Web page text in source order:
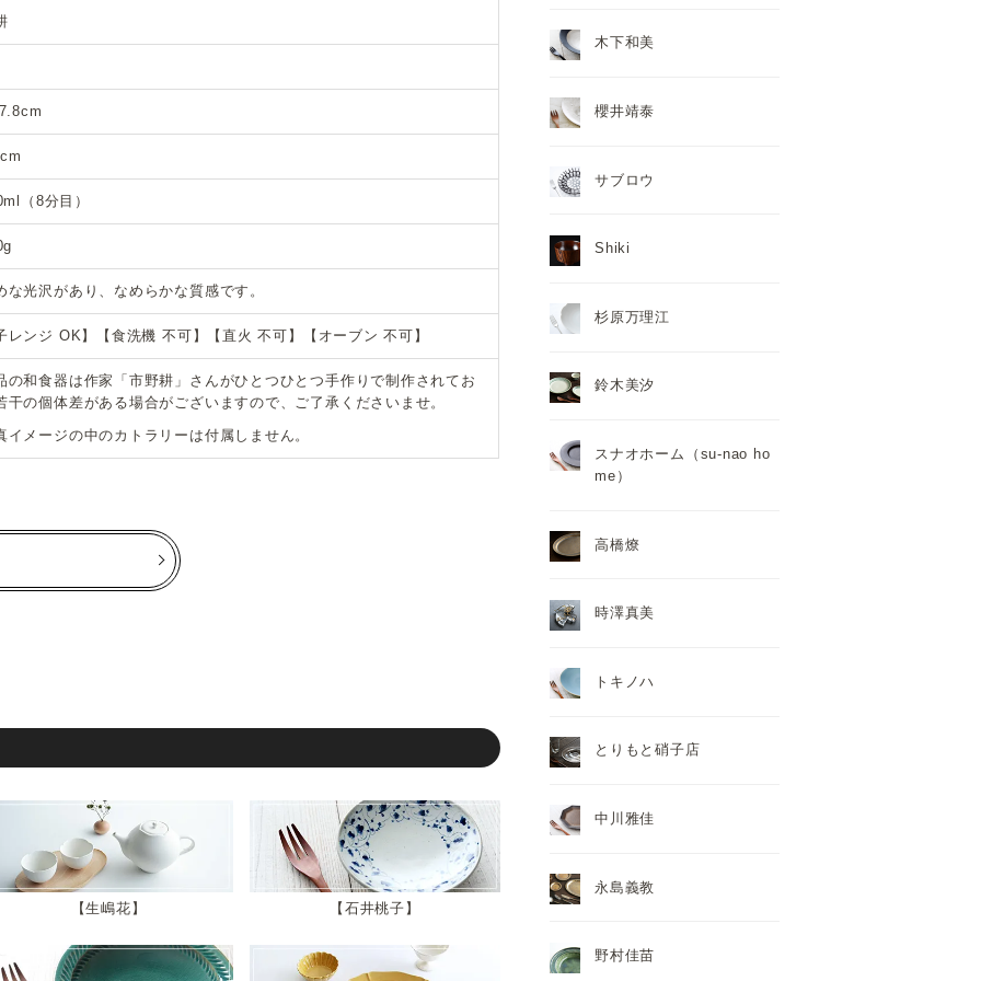
（8分目）
な光沢があり、なめらかな質感です。
レンジ OK】【食洗機 不可】【直火 不可】【オーブン 不可】
和食器は作家「市野耕」さんがひとつひとつ手作りで制作されてお
干の個体差がある場合がございますので、ご了承くださいませ。
メージの中のカトラリーは付属しません。
生嶋花 石井桃子
木下和美
櫻井靖泰
サブロウ
Shiki
杉原万理江
鈴木美汐
スナオホーム（su-nao ho
me）
高橋燎
時澤真美
トキノハ
とりもと硝子店
中川雅佳
永島義教
野村佳苗